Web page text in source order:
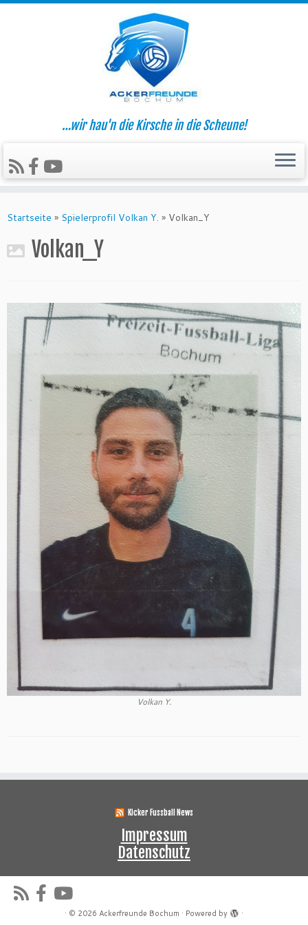
Inhalt
…wir hau'n die Kirsche in die Scheune!
Startseite » Spielerprofil Volkan Y. » Volkan_Y
Volkan_Y
Volkan Y.
Kicker Fussball News
Impressum
Datenschutz
· © 2026 Ackerfreunde Bochum · Powered by
·